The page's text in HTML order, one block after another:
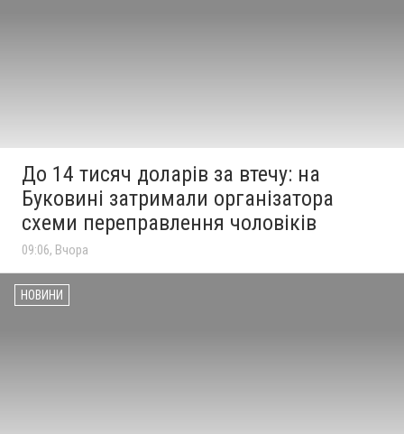
До 14 тисяч доларів за втечу: на
Буковині затримали організатора
схеми переправлення чоловіків
09:06, Вчора
НОВИНИ